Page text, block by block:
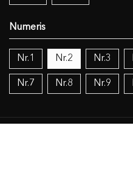
Nr.1 Nr.2 Nr.3
Nr.7 Nr.8 Nr.9